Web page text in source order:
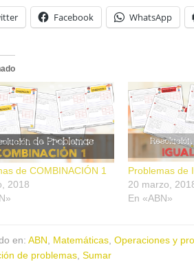
Facebook WhatsApp
de COMBINACIÓN 1
2018
Problemas de
20 marzo,
En «ABN»
en: ABN Matemáticas Operaciones y
de problemas Sumar